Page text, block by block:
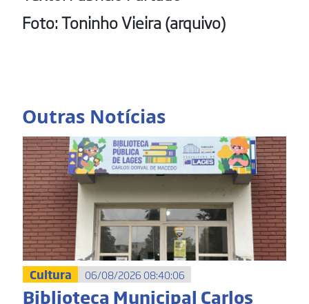
Foto: Toninho Vieira (arquivo)
Outras Notícias
Cultura 06/08/2026 08:40:06
Biblioteca Municipal Carlos